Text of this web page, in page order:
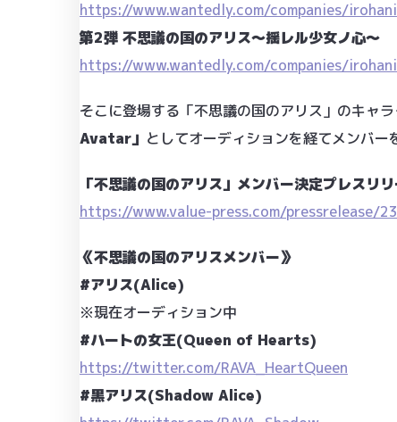
https://www.wantedly.com/companies/
第2弾 不思議の国のアリス～揺レル少女ノ心～
https://www.wantedly.com/companies/
そこに登場する「不思議の国のアリス」のキャ
Avatar」 としてオーディションを経てメンバー
「不思議の国のアリス」メンバー決定プレスリ
https://www.value-press.com/pressrelease/
《不思議の国のアリスメンバー》
#アリス(Alice)
※現在オーディション中
#ハートの女王(Queen of Hearts)
https://twitter.com/RAVA_HeartQueen
#黒アリス(Shadow Alice)